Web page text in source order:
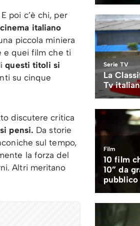
poi c’è chi, per
italiano
piccola miniera
e quei film che ti
questi titoli si
su cinque
discutere critica
pensi. Da storie
sul tempo,
la forza del
Altri meritano